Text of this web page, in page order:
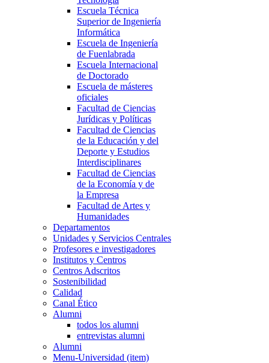
Escuela Técnica
Superior de Ingeniería
Informática
Escuela de Ingeniería
de Fuenlabrada
Escuela Internacional
de Doctorado
Escuela de másteres
oficiales
Facultad de Ciencias
Jurídicas y Políticas
Facultad de Ciencias
de la Educación y del
Deporte y Estudios
Interdisciplinares
Facultad de Ciencias
de la Economía y de
la Empresa
Facultad de Artes y
Humanidades
Departamentos
Unidades y Servicios Centrales
Profesores e investigadores
Institutos y Centros
Centros Adscritos
Sostenibilidad
Calidad
Canal Ético
Alumni
todos los alumni
entrevistas alumni
Alumni
Menu-Universidad (item)